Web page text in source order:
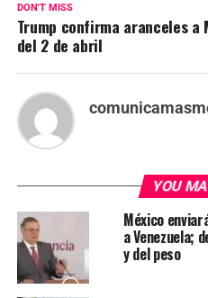
DON'T MISS
Trump confirma aranceles a
del 2 de abril
YOU
México
a Venezuela;
y del peso